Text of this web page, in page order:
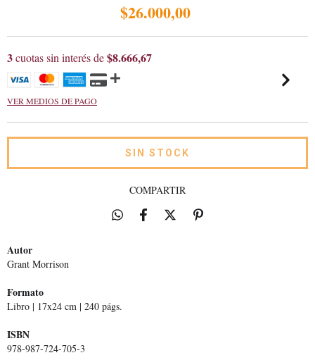
$26.000,00
3cuotas sin interés de$8.666,67
VER MEDIOS DE PAGO
COMPARTIR
Autor
Grant Morrison
Formato
Libro | 17x24 cm | 240 págs.
ISBN
978-987-724-705-3